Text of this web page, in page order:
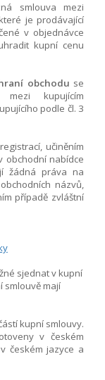
smlouva mezi
je prodávající
v objednávce
kupní cenu
obchodu se
kupujícím
podle čl. 3
učiněním
obchodní nabídce
žádná práva na
názvů,
případě zvláštní
sjednat v kupní
smlouvě mají
kupní smlouvy.
v českém
českém jazyce a